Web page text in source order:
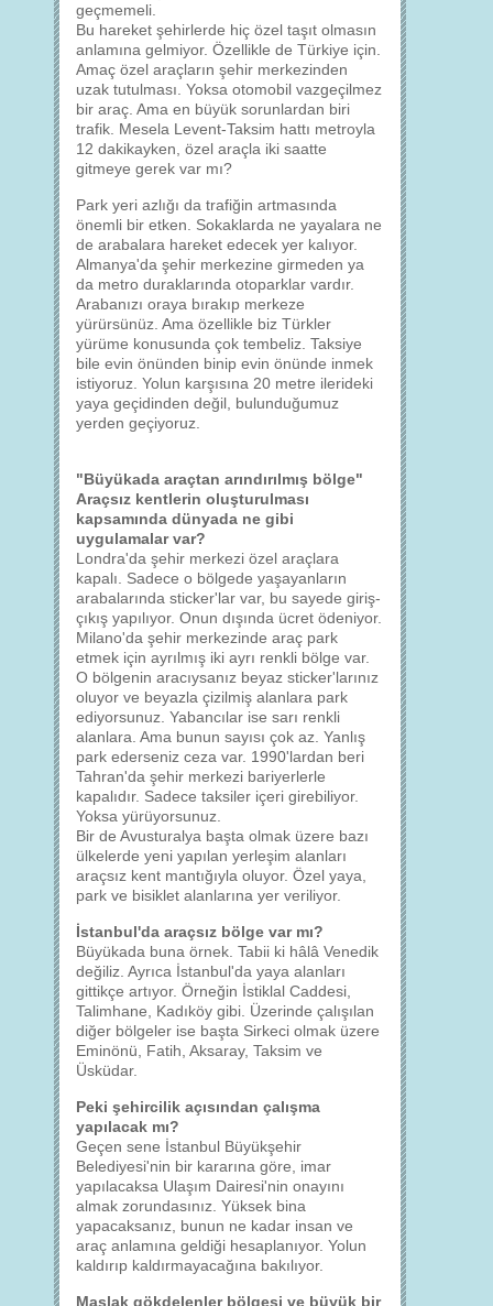
geçmemeli.
Bu hareket şehirlerde hiç özel taşıt olmasın
anlamına gelmiyor. Özellikle de Türkiye için.
Amaç özel araçların şehir merkezinden
uzak tutulması. Yoksa otomobil vazgeçilmez
bir araç. Ama en büyük sorunlardan biri
trafik. Mesela Levent-Taksim hattı metroyla
12 dakikayken, özel araçla iki saatte
gitmeye gerek var mı?
Park yeri azlığı da trafiğin artmasında
önemli bir etken. Sokaklarda ne yayalara ne
de arabalara hareket edecek yer kalıyor.
Almanya'da şehir merkezine girmeden ya
da metro duraklarında otoparklar vardır.
Arabanızı oraya bırakıp merkeze
yürürsünüz. Ama özellikle biz Türkler
yürüme konusunda çok tembeliz. Taksiye
bile evin önünden binip evin önünde inmek
istiyoruz. Yolun karşısına 20 metre ilerideki
yaya geçidinden değil, bulunduğumuz
yerden geçiyoruz.
"Büyükada araçtan arındırılmış bölge"
Araçsız kentlerin oluşturulması
kapsamında dünyada ne gibi
uygulamalar var?
Londra'da şehir merkezi özel araçlara
kapalı. Sadece o bölgede yaşayanların
arabalarında sticker'lar var, bu sayede giriş-
çıkış yapılıyor. Onun dışında ücret ödeniyor.
Milano'da şehir merkezinde araç park
etmek için ayrılmış iki ayrı renkli bölge var.
O bölgenin aracıysanız beyaz sticker'larınız
oluyor ve beyazla çizilmiş alanlara park
ediyorsunuz. Yabancılar ise sarı renkli
alanlara. Ama bunun sayısı çok az. Yanlış
park ederseniz ceza var. 1990'lardan beri
Tahran'da şehir merkezi bariyerlerle
kapalıdır. Sadece taksiler içeri girebiliyor.
Yoksa yürüyorsunuz.
Bir de Avusturalya başta olmak üzere bazı
ülkelerde yeni yapılan yerleşim alanları
araçsız kent mantığıyla oluyor. Özel yaya,
park ve bisiklet alanlarına yer veriliyor.
İstanbul'da araçsız bölge var mı?
Büyükada buna örnek. Tabii ki hâlâ Venedik
değiliz. Ayrıca İstanbul'da yaya alanları
gittikçe artıyor. Örneğin İstiklal Caddesi,
Talimhane, Kadıköy gibi. Üzerinde çalışılan
diğer bölgeler ise başta Sirkeci olmak üzere
Eminönü, Fatih, Aksaray, Taksim ve
Üsküdar.
Peki şehircilik açısından çalışma
yapılacak mı?
Geçen sene İstanbul Büyükşehir
Belediyesi'nin bir kararına göre, imar
yapılacaksa Ulaşım Dairesi'nin onayını
almak zorundasınız. Yüksek bina
yapacaksanız, bunun ne kadar insan ve
araç anlamına geldiği hesaplanıyor. Yolun
kaldırıp kaldırmayacağına bakılıyor.
Maslak gökdelenler bölgesi ve büyük bir